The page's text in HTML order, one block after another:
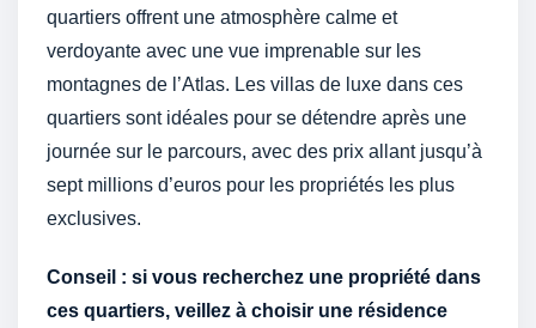
quartiers offrent une atmosphère calme et
verdoyante avec une vue imprenable sur les
montagnes de l’Atlas. Les villas de luxe dans ces
quartiers sont idéales pour se détendre après une
journée sur le parcours, avec des prix allant jusqu’à
sept millions d’euros pour les propriétés les plus
exclusives.
Conseil : si vous recherchez une propriété dans
ces quartiers, veillez à choisir une résidence